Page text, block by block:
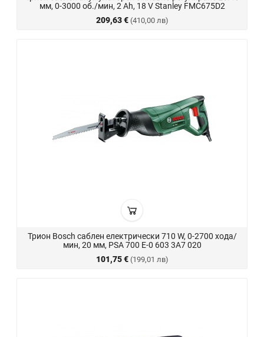
мм, 0-3000 об./мин, 2 Ah, 18 V Stanley FMC675D2
209,63 € (410,00 лв)
Трион Bosch саблен електрически 710 W, 0-2700 хода/
мин, 20 мм, PSA 700 E-0 603 3A7 020
101,75 € (199,01 лв)